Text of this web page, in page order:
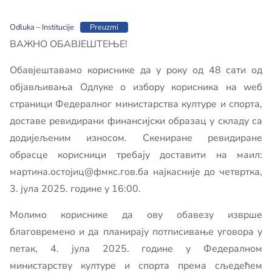
Odluka – Institucije Preuzmi
ВАЖНО ОБАВЈЕШТЕЊЕ!
Обавјештавамо кориснике да у року од 48 сати од
објављивања Одлуке о избору корисника на wеб
страници Федералног министарства културе и спорта,
доставе ревидирани финансијски образац у складу са
додијељеним износом. Скениране ревидиране
обрасце корисници требају доставити на маил:
мартина.остојиц@фмкс.гов.ба најкасније до четвртка,
3. јула 2025. године у 16:00.
Молимо кориснике да ову обавезу изврше
благовремено и да планирају потписивање уговора у
петак, 4. јула 2025. године у Федералном
министарству културе и спорта према сљедећем